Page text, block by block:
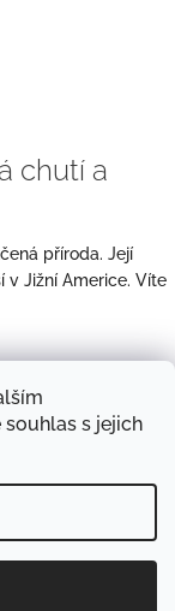
s jejich
chutí a
příroda. Její
v Jižní Americe. Víte
s